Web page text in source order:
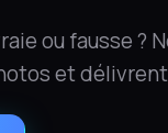
ou fausse ?
et